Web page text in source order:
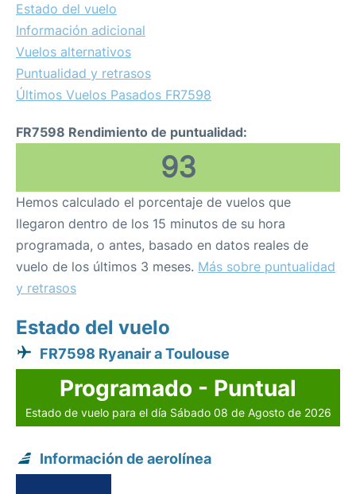
Estado del vuelo
Información adicional
Vuelos alternativos
Puntualidad y retrasos
Últimos Vuelos Pasados FR7598
FR7598 Rendimiento de puntualidad:
93
Hemos calculado el porcentaje de vuelos que
llegaron dentro de los 15 minutos de su hora
programada, o antes, basado en datos reales de
vuelo de los últimos 3 meses. Más sobre puntualidad
y retrasos
Estado del vuelo
FR7598 Ryanair a Toulouse
Programado - Puntual
Estado de vuelo para el día Sábado 08 de Agosto de 2026
Información de aerolínea